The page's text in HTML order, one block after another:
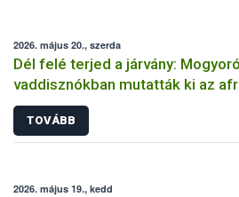
2026. május 20., szerda
Dél felé terjed a járvány:
vaddisznókban mutatták ki az
vírusát
TOVÁBB
2026. május 19., kedd